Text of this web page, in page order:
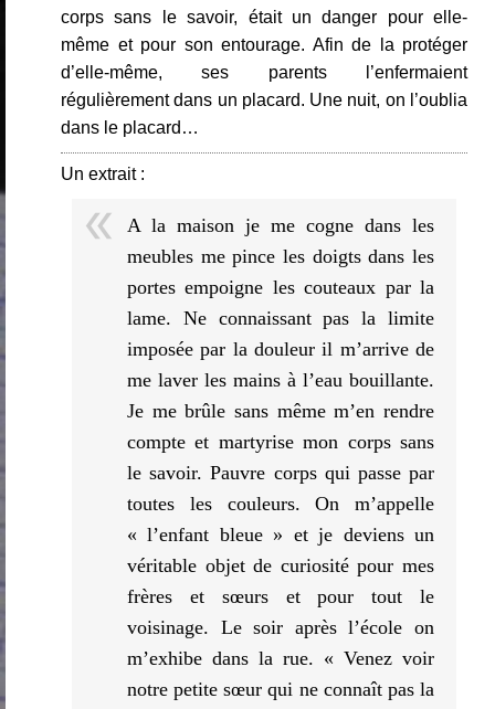
corps sans le savoir, était un danger pour elle-
même et pour son entourage. Afin de la protéger
d’elle-même, ses parents l’enfermaient
régulièrement dans un placard. Une nuit, on l’oublia
dans le placard…
Un extrait :
A la maison je me cogne dans les
meubles me pince les doigts dans les
portes empoigne les couteaux par la
lame. Ne connaissant pas la limite
imposée par la douleur il m’arrive de
me laver les mains à l’eau bouillante.
Je me brûle sans même m’en rendre
compte et martyrise mon corps sans
le savoir. Pauvre corps qui passe par
toutes les couleurs. On m’appelle
« l’enfant bleue » et je deviens un
véritable objet de curiosité pour mes
frères et sœurs et pour tout le
voisinage. Le soir après l’école on
m’exhibe dans la rue. « Venez voir
notre petite sœur qui ne connaît pas la